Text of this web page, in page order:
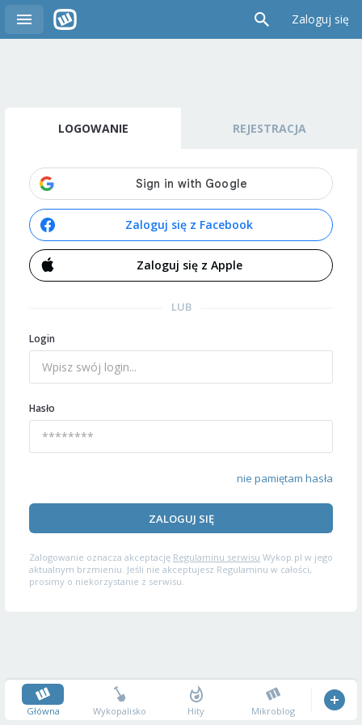
Zaloguj się
LOGOWANIE REJESTRACJA
Zaloguj się z Facebook
Zaloguj się z Apple
LUB
Login
Hasło
nie pamiętam hasła
ZALOGUJ SIĘ
Zalogowanie oznacza akceptację Regulaminu serwisu Wykop.pl w jego
aktualnym brzmieniu. Jeśli nie akceptujesz Regulaminu w całości,
prosimy o niekorzystanie z serwisu.
Główna Wykopalisko Hity Mikroblog